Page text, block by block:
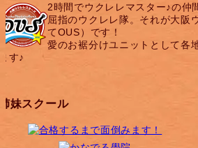
2時間でウクレレマスター♪の仲
屈指のウクレレ隊。それが大阪
てOUS）です！
愛のお裾分けユニットとして各
す♪
妹スクール